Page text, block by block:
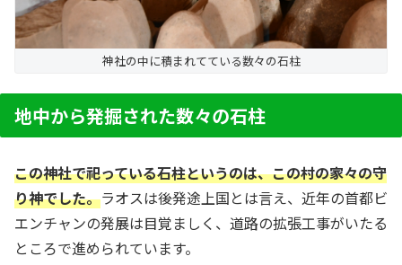
神社の中に積まれてている数々の石柱
地中から発掘された数々の石柱
この神社で祀っている石柱というのは、この村の家々の守
り神でした。ラオスは後発途上国とは言え、近年の首都ビ
エンチャンの発展は目覚ましく、道路の拡張工事がいたる
ところで進められています。